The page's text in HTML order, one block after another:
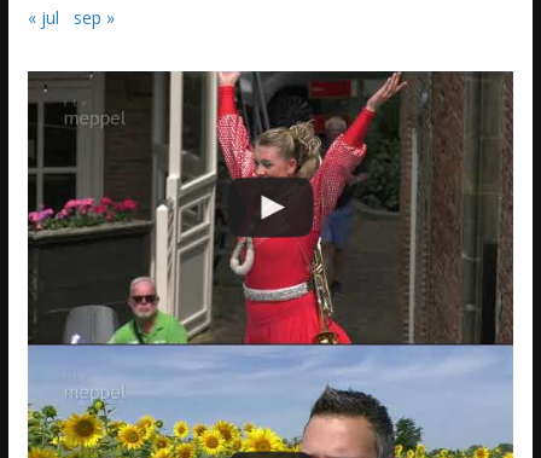
« jul sep »